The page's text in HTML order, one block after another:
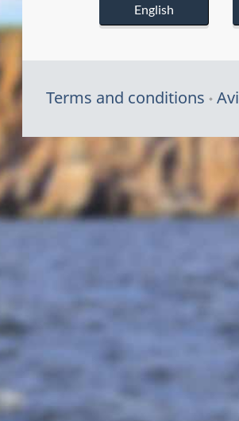
English
Terms and conditions